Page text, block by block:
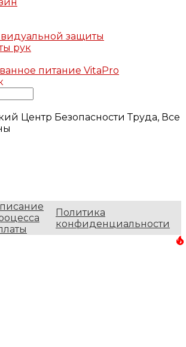
защиты
рук
питание VitaPro
Центр Безопасности Труда, Все
Политика
конфиденциальности